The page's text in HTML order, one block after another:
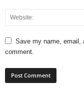
Save my name, email,
comment.